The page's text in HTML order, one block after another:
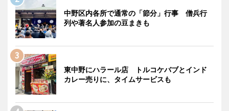
中野区内各所で通常の「節分」行事 僧兵行
列や著名人参加の豆まきも
東中野にハラール店 トルコケバブとインド
カレー売りに、タイムサービスも